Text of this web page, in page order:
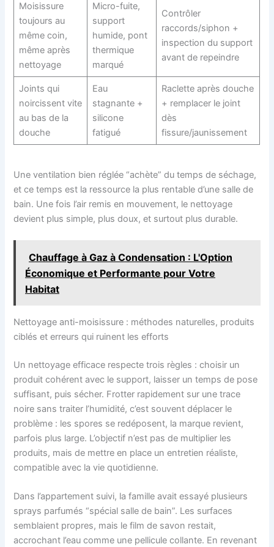
Moisissure
toujours au
même coin,
même après
nettoyage
Micro-fuite,
support
humide, pont
thermique
marqué
Contrôler
raccords/siphon +
inspection du support
avant de repeindre
Joints qui
noircissent vite
au bas de la
douche
Eau
stagnante +
silicone
fatigué
Raclette après douche
+ remplacer le joint
dès
fissure/jaunissement
Une ventilation bien réglée “achète” du temps de séchage,
et ce temps est la ressource la plus rentable d’une salle de
bain. Une fois l’air remis en mouvement, le nettoyage
devient plus simple, plus doux, et surtout plus durable.
Chauffage à Gaz à Condensation : L'Option
Économique et Performante pour Votre
Habitat
Nettoyage anti-moisissure : méthodes naturelles, produits
ciblés et erreurs qui ruinent les efforts
Un nettoyage efficace respecte trois règles : choisir un
produit cohérent avec le support, laisser un temps de pose
suffisant, puis sécher. Frotter rapidement sur une trace
noire sans traiter l’humidité, c’est souvent déplacer le
problème : les spores se redéposent, la marque revient,
parfois plus large. L’objectif n’est pas de multiplier les
produits, mais de mettre en place un entretien réaliste,
compatible avec la vie quotidienne.
Dans l’appartement suivi, la famille avait essayé plusieurs
sprays parfumés “spécial salle de bain”. Les surfaces
semblaient propres, mais le film de savon restait,
accrochant l’eau comme une pellicule collante. En revenant